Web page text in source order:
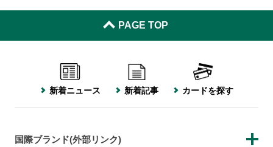
PAGE TOP
新着ニュース 新着記事 カードを探す
国際ブランド(外部リンク)